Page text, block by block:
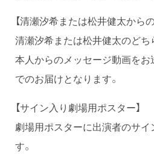
【清瀬汐希または松井健太から
清瀬汐希または松井健太のどち
本人からのメッセージ動画をお
でのお届けとなります。
【サイン入り劇場用ポスター】
劇場用ポスターに出演者のサイ
す。